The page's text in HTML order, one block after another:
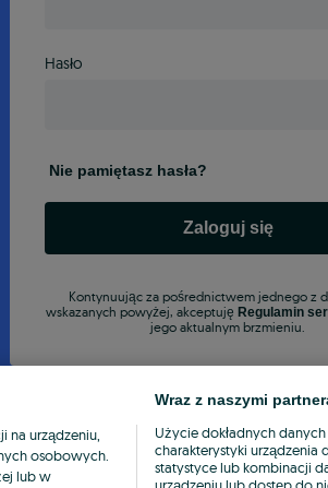
Hasło
Nie pamiętasz hasła?
Zaloguj się
Kontynuując za pośrednictwem jednego z
wskazanych powyżej, akceptuję Regulamin
jego aktualnym brzmieniu.
na urządzeniu,
osobowych.
lub w
Wraz z naszymi
Użycie dokładnych
charakterystyki
statystyce lub kombinacji